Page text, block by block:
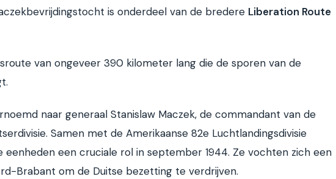
is onderdeel van de bredere Liberation Route
van ongeveer 390 kilometer lang die de sporen van de
naar generaal Stanislaw Maczek, de commandant van de
Samen met de Amerikaanse 82e Luchtlandingsdivisie
eenheden een cruciale rol in september 1944. Ze vochten zich een
Brabant om de Duitse bezetting te verdrijven.